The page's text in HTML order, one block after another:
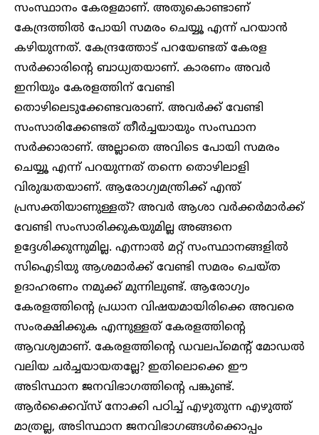
സംസ്ഥാനം കേരളമാണ്. അതുകൊണ്ടാണ്
കേന്ദ്രത്തിൽ പോയി സമരം ചെയ്യൂ എന്ന് പറയാൻ
കഴിയുന്നത്. കേന്ദ്രത്തോട് പറയേണ്ടത് കേരള
സർക്കാരിന്റെ ബാധ്യതയാണ്. കാരണം അവർ
ഇനിയും കേരളത്തിന് വേണ്ടി
തൊഴിലെടുക്കേണ്ടവരാണ്. അവർക്ക് വേണ്ടി
സംസാരിക്കേണ്ടത് തീർച്ചയായും സംസ്ഥാന
സർക്കാരാണ്. അല്ലാതെ അവിടെ പോയി സമരം
ചെയ്യൂ എന്ന് പറയുന്നത് തന്നെ തൊഴിലാളി
വിരുദ്ധതയാണ്. ആരോഗ്യമന്ത്രിക്ക് എന്ത്
പ്രസക്തിയാണുള്ളത്? അവർ ആശാ വർക്കർമാർക്ക്
വേണ്ടി സംസാരിക്കുകയുമില്ല അങ്ങനെ
ഉദ്ദേശിക്കുന്നുമില്ല. എന്നാൽ മറ്റ് സംസ്ഥാനങ്ങളിൽ
സിഐടിയു ആശമാർക്ക് വേണ്ടി സമരം ചെയ്ത
ഉദാഹരണം നമുക്ക് മുന്നിലുണ്ട്. ആരോഗ്യം
കേരളത്തിന്റെ പ്രധാന വിഷയമായിരിക്കെ അവരെ
സംരക്ഷിക്കുക എന്നുള്ളത് കേരളത്തിന്റെ
ആവശ്യമാണ്. കേരളത്തിന്റെ ഡവലപ്മെന്റ് മോഡൽ
വലിയ ചർച്ചയായതല്ലേ? ഇതിലൊക്കെ ഈ
അടിസ്ഥാന ജനവിഭാഗത്തിന്റെ പങ്കുണ്ട്.
ആർക്കൈവ്സ് നോക്കി പഠിച്ച് എഴുതുന്ന എഴുത്ത്
മാത്രല്ല, അടിസ്ഥാന ജനവിഭാഗങ്ങൾക്കൊപ്പം